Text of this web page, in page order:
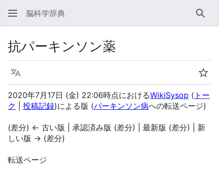
脳科学辞典 検索
抗パーキンソン薬
言語
ウ
2020年7月17日 (金) 22:06時点におけるWikiSysop ( トー
ク
投稿記録)による版 (パーキンソン病への転送ページ)
(差分) ← 古い版 | 承認済み版 (差分) | 最新版 (差分) | 新
しい版 → (差分)
転送ページ